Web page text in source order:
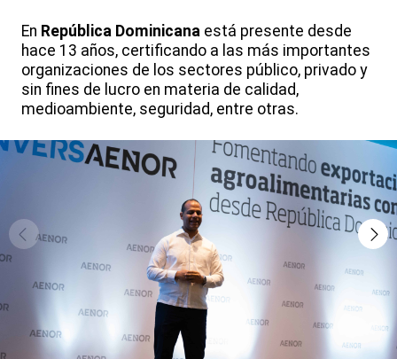
En República Dominicana está presente desde
hace 13 años, certificando a las más importantes
organizaciones de los sectores público, privado y
sin fines de lucro en materia de calidad,
medioambiente, seguridad, entre otras.